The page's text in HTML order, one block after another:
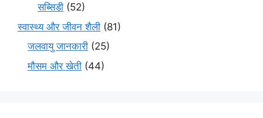
सब्सिडी (52)
स्वास्थ्य और जीवन शैली (81)
जलवायु जानकारी (25)
मौसम और खेती (44)